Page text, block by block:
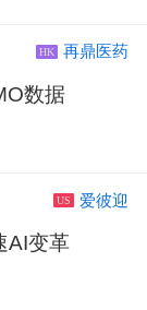
HK 再鼎医药
数据
US 爱彼迎
AI变革